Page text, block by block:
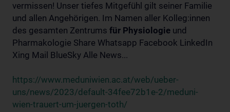
vermissen! Unser tiefes Mitgefühl gilt seiner Familie
und allen Angehörigen. Im Namen aller Kolleg:innen
des gesamten Zentrums für Physiologie und
Pharmakologie Share Whatsapp Facebook LinkedIn
Xing Mail BlueSky Alle News...
https://www.meduniwien.ac.at/web/ueber-
uns/news/2023/default-34fee72b1e-2/meduni-
wien-trauert-um-juergen-toth/